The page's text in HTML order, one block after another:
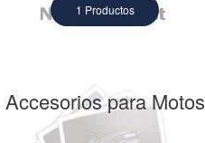
1 Productos
Accesorios para Motos